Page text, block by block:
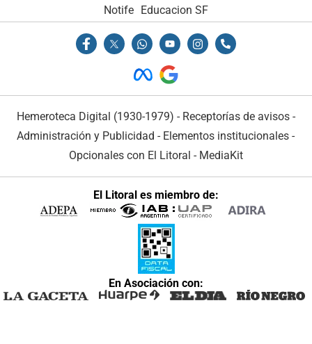
Notife Educacion SF
Hemeroteca Digital (1930-1979) - Receptorías de avisos -
Administración y Publicidad - Elementos institucionales -
Opcionales con El Litoral - MediaKit
El Litoral es miembro de:
En Asociación con: